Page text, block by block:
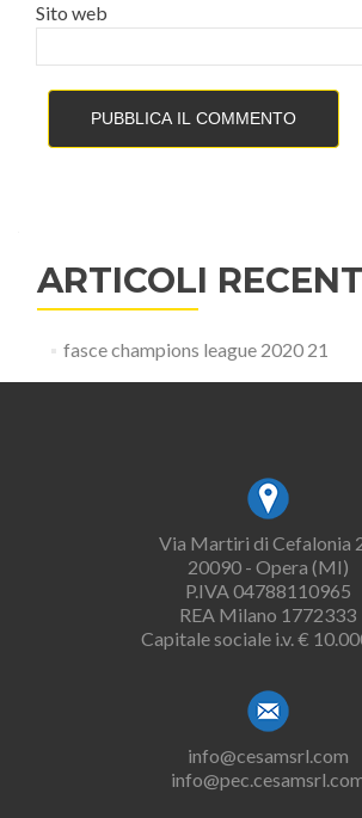
Sito web
ARTICOLI
fasce champions league 2020 21
Via Martiri di Cefalonia
20090 - Opera (MI)
P.IVA 04788110965
REA Milano 1772333
Capitale sociale i.v. €
info@cesamsrl.com